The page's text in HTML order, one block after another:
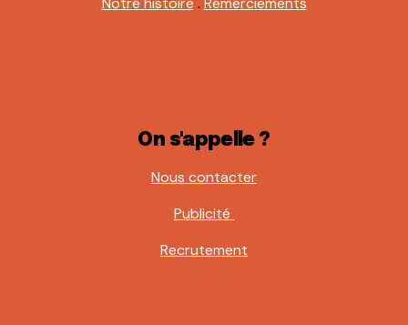
On s'appelle ?
Nous contacter
Publicité
Recrutement